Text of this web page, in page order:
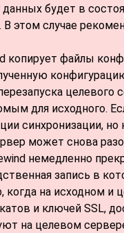
данных будет в
В этом случае
копирует файлы
целевого
для исходного.
синхронизации,
может снова
немедленно
запись в
когда на исходном и
и ключей SSL,
на целевом